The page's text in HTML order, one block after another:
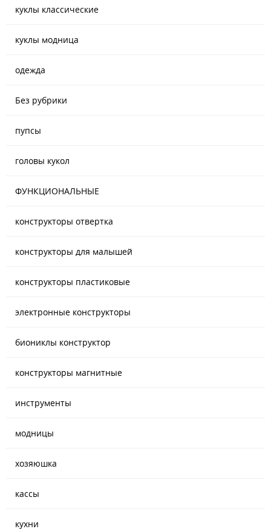
куклы классические
куклы модница
одежда
Без рубрики
пупсы
головы кукол
ФУНКЦИОНАЛЬНЫЕ
конструкторы отвертка
конструкторы для малышей
конструкторы пластиковые
электронные конструкторы
биониклы конструктор
конструкторы магнитные
инструменты
модницы
хозяюшка
кассы
кухни